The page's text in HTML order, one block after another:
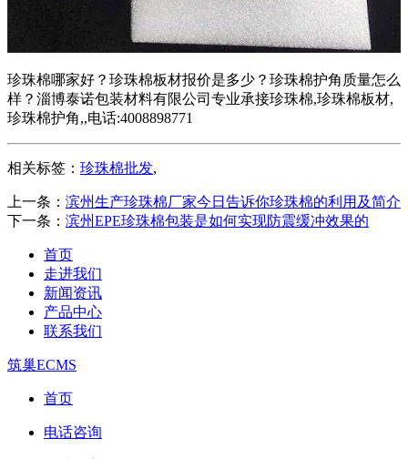
珍珠棉哪家好？珍珠棉板材报价是多少？珍珠棉护角质量怎么
样？淄博泰诺包装材料有限公司专业承接珍珠棉,珍珠棉板材,
珍珠棉护角,,电话:4008898771
相关标签： 珍珠棉批发,
上一条： 滨州生产珍珠棉厂家今日告诉你珍珠棉的利用及简介
下一条： 滨州EPE珍珠棉包装是如何实现防震缓冲效果的
首页
走进我们
新闻资讯
产品中心
联系我们
筑巢ECMS
首页
电话咨询